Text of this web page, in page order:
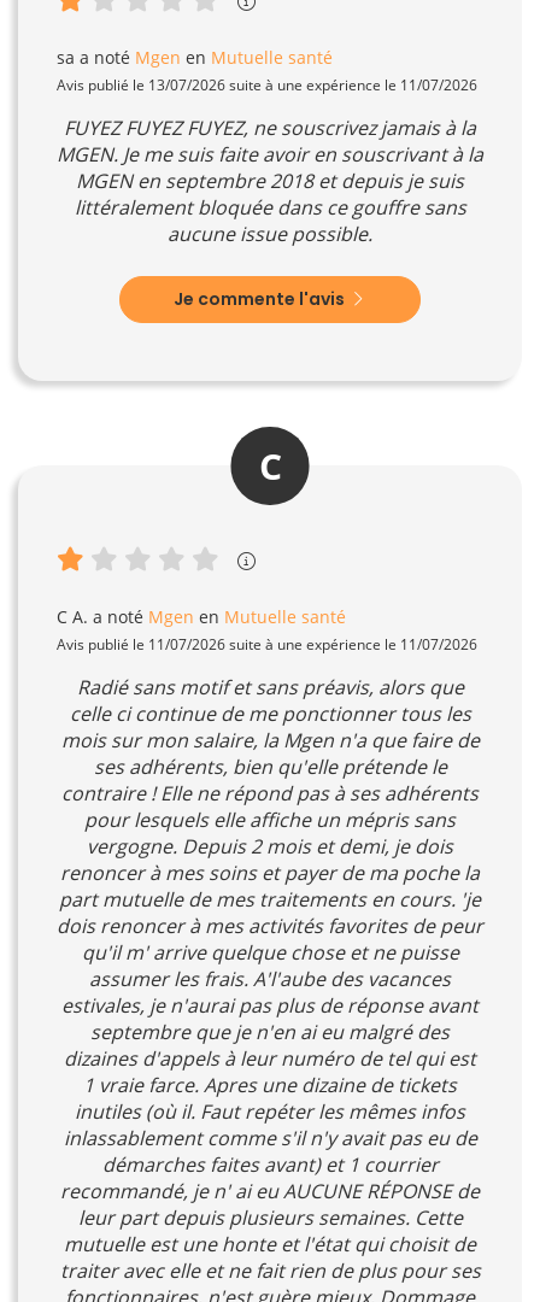
sa a noté Mgen en Mutuelle santé
Avis publié le 13/07/2026 suite à une expérience le 11/07/2026
FUYEZ FUYEZ FUYEZ, ne souscrivez jamais à la
MGEN. Je me suis faite avoir en souscrivant à la
MGEN en septembre 2018 et depuis je suis
littéralement bloquée dans ce gouffre sans
aucune issue possible.
Je commente l'avis
C
C A. a noté Mgen en Mutuelle santé
Avis publié le 11/07/2026 suite à une expérience le 11/07/2026
Radié sans motif et sans préavis, alors que
celle ci continue de me ponctionner tous les
mois sur mon salaire, la Mgen n'a que faire de
ses adhérents, bien qu'elle prétende le
contraire ! Elle ne répond pas à ses adhérents
pour lesquels elle affiche un mépris sans
vergogne. Depuis 2 mois et demi, je dois
renoncer à mes soins et payer de ma poche la
part mutuelle de mes traitements en cours. 'je
dois renoncer à mes activités favorites de peur
qu'il m' arrive quelque chose et ne puisse
assumer les frais. A'l'aube des vacances
estivales, je n'aurai pas plus de réponse avant
septembre que je n'en ai eu malgré des
dizaines d'appels à leur numéro de tel qui est
1 vraie farce. Apres une dizaine de tickets
inutiles (où il. Faut repéter les mêmes infos
inlassablement comme s'il n'y avait pas eu de
démarches faites avant) et 1 courrier
recommandé, je n' ai eu AUCUNE RÉPONSE de
leur part depuis plusieurs semaines. Cette
mutuelle est une honte et l'état qui choisit de
traiter avec elle et ne fait rien de plus pour ses
fonctionnaires, n'est guère mieux. Dommage